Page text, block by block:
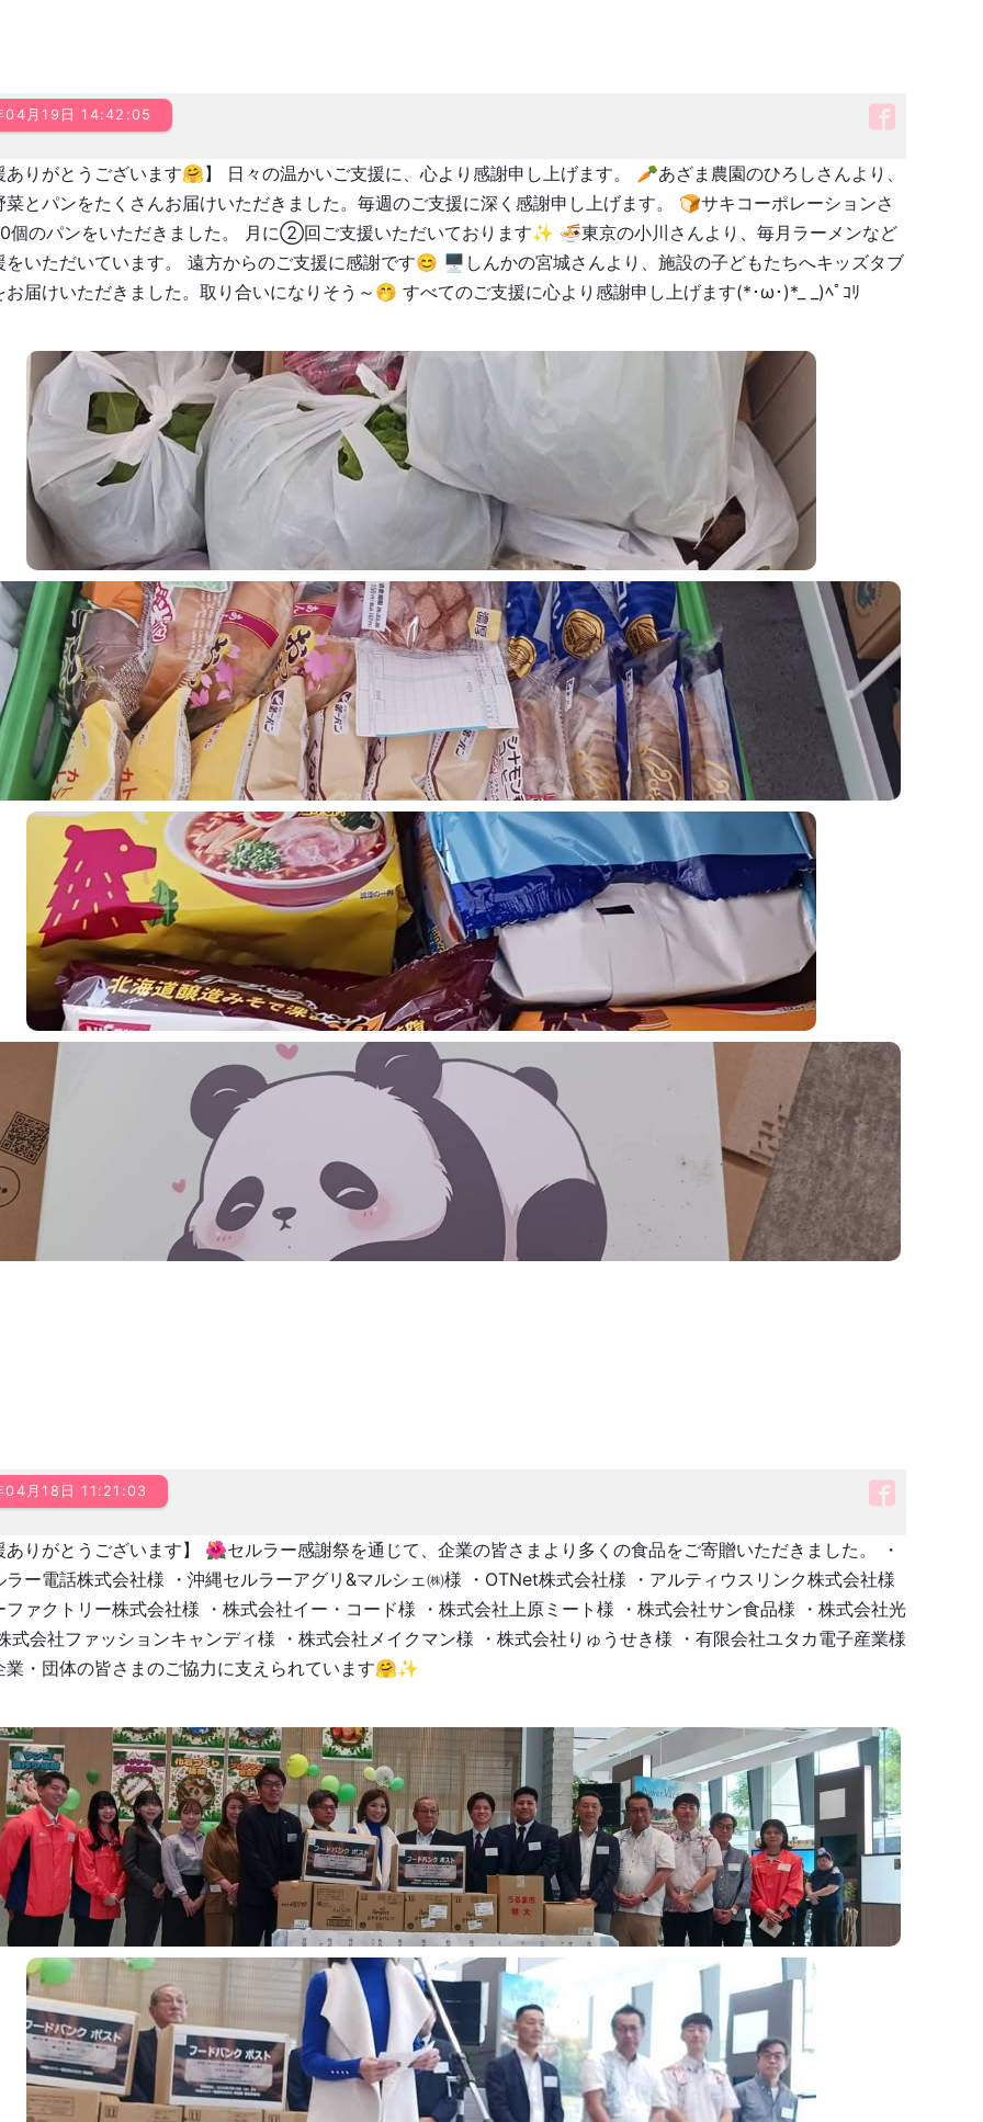
04月19日 14:42:05
ありがとうございます🤗】 日々の温かいご支援に、心より感謝申し上げます。 🥕あざま農園のひろしさんより、
菜とパンをたくさんお届けいただきました。毎週のご支援に深く感謝申し上げます。 🍞サキコーポレーションさ
個のパンをいただきました。 月に②回ご支援いただいております✨ 🍜東京の小川さんより、毎月ラーメンなど
をいただいています。 遠方からのご支援に感謝です😊 🖥️しんかの宮城さんより、施設の子どもたちへキッズタブ
お届けいただきました。取り合いになりそう～🤭 すべてのご支援に心より感謝申し上げます(*･ω･)*_ _)ﾍﾟｺﾘ
04月18日 11:21:03
ありがとうございます】 🌺セルラー感謝祭を通じて、企業の皆さまより多くの食品をご寄贈いただきました。 ・
ラー電話株式会社様 ・沖縄セルラーアグリ&マルシェ㈱様 ・OTNet株式会社様 ・アルティウスリンク株式会社様
ファクトリー株式会社様 ・株式会社イー・コード様 ・株式会社上原ミート様 ・株式会社サン食品様 ・株式会社光
式会社ファッションキャンディ様 ・株式会社メイクマン様 ・株式会社りゅうせき様 ・有限会社ユタカ電子産業様
業・団体の皆さまのご協力に支えられています🤗✨